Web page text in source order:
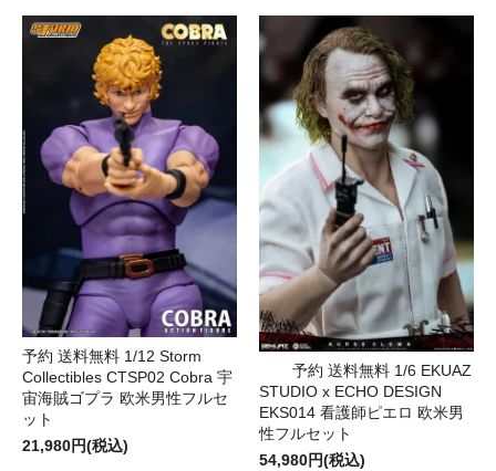
予約 送料無料 1/12 Storm
Collectibles CTSP02 Cobra 宇
宙海賊ゴプラ 欧米男性フルセ
ット
21,980円(税込)
予約 送料無料 1/6 EKUAZ
STUDIO x ECHO DESIGN
EKS014 看護師ピエロ 欧米男
性フルセット
54,980円(税込)